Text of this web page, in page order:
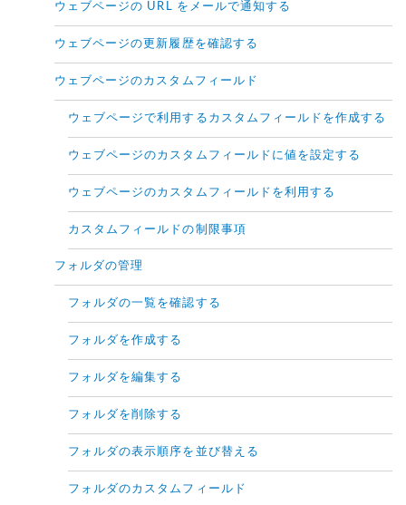
ウェブページの URL をメールで通知する
ウェブページの更新履歴を確認する
ウェブページのカスタムフィールド
ウェブページで利用するカスタムフィールドを作成する
ウェブページのカスタムフィールドに値を設定する
ウェブページのカスタムフィールドを利用する
カスタムフィールドの制限事項
フォルダの管理
フォルダの一覧を確認する
フォルダを作成する
フォルダを編集する
フォルダを削除する
フォルダの表示順序を並び替える
フォルダのカスタムフィールド